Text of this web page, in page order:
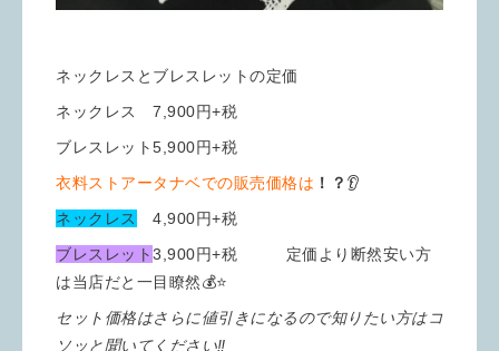
ネックレスとブレスレットの定価
ネックレス 7,900円+税
ブレスレット5,900円+税
衣料ストアータナベでの販売価格は ！？ 👂
ネックレス
4,900円+税
ブレスレット3,900円+税 定価より断然安い方
は当店だと一目瞭然💰⭐️
セット価格はさらに値引きになるので知りたい方はコ
ソッと聞いてください‼︎